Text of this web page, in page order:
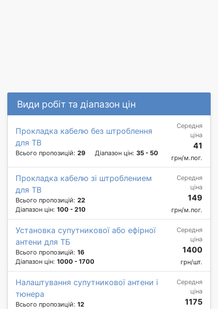
Види робіт та діапазон цін
Прокладка кабелю без штроблення
для ТВ
Всього пропозицій: 29 Діапазон цін: 35 - 50
Середня
ціна
41
грн/м.пог.
Прокладка кабелю зі штроблением
для ТВ
Всього пропозицій: 22
Діапазон цін: 100 - 210
Середня
ціна
149
грн/м.пог.
Установка супутникової або ефірної
антени для ТБ
Всього пропозицій: 16
Діапазон цін: 1000 - 1700
Середня
ціна
1400
грн/шт.
Налаштування супутникової антени і
тюнера
Всього пропозицій: 12
Середня
ціна
1175